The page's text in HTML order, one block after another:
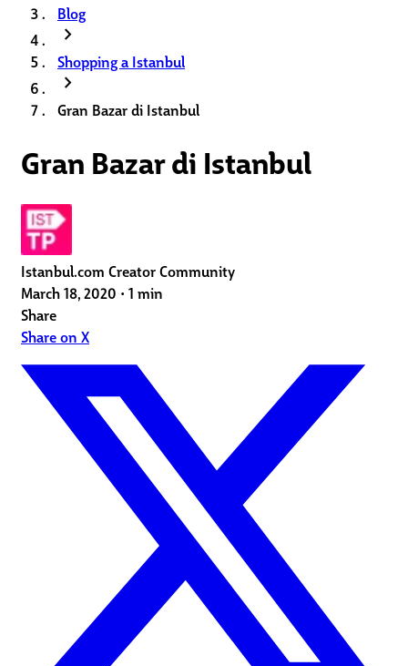
Blog
chevron_right
Shopping a Istanbul
chevron_right
Gran Bazar di Istanbul
Gran Bazar di Istanbul
Istanbul.com Creator Community
March 18, 2020 • 1 min
Share
Share on X